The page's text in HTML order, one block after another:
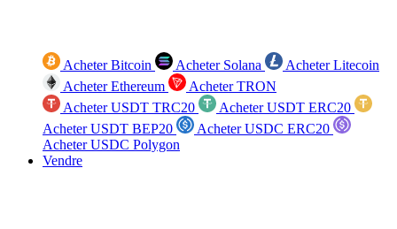
Acheter Bitcoin Acheter Solana
Acheter Litecoin
Acheter Ethereum
Acheter TRON
Acheter USDT TRC20
Acheter USDT ERC20
Acheter USDT BEP20
Acheter USDC ERC20
Acheter USDC Polygon
Vendre